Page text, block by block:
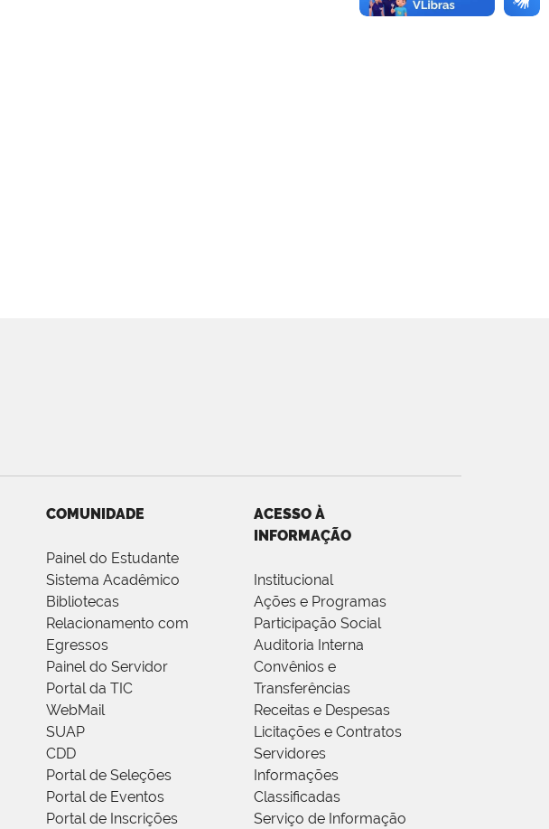
COMUNIDADE
Painel do Estudante
Sistema Acadêmico
Bibliotecas
Relacionamento com
Egressos
Painel do Servidor
Portal da TIC
WebMail
SUAP
CDD
Portal de Seleções
Portal de Eventos
Portal de Inscrições
ACESSO À
INFORMAÇÃO
Institucional
Ações e Programas
Participação Social
Auditoria Interna
Convênios e
Transferências
Receitas e Despesas
Licitações e Contratos
Servidores
Informações
Classificadas
Serviço de Informação